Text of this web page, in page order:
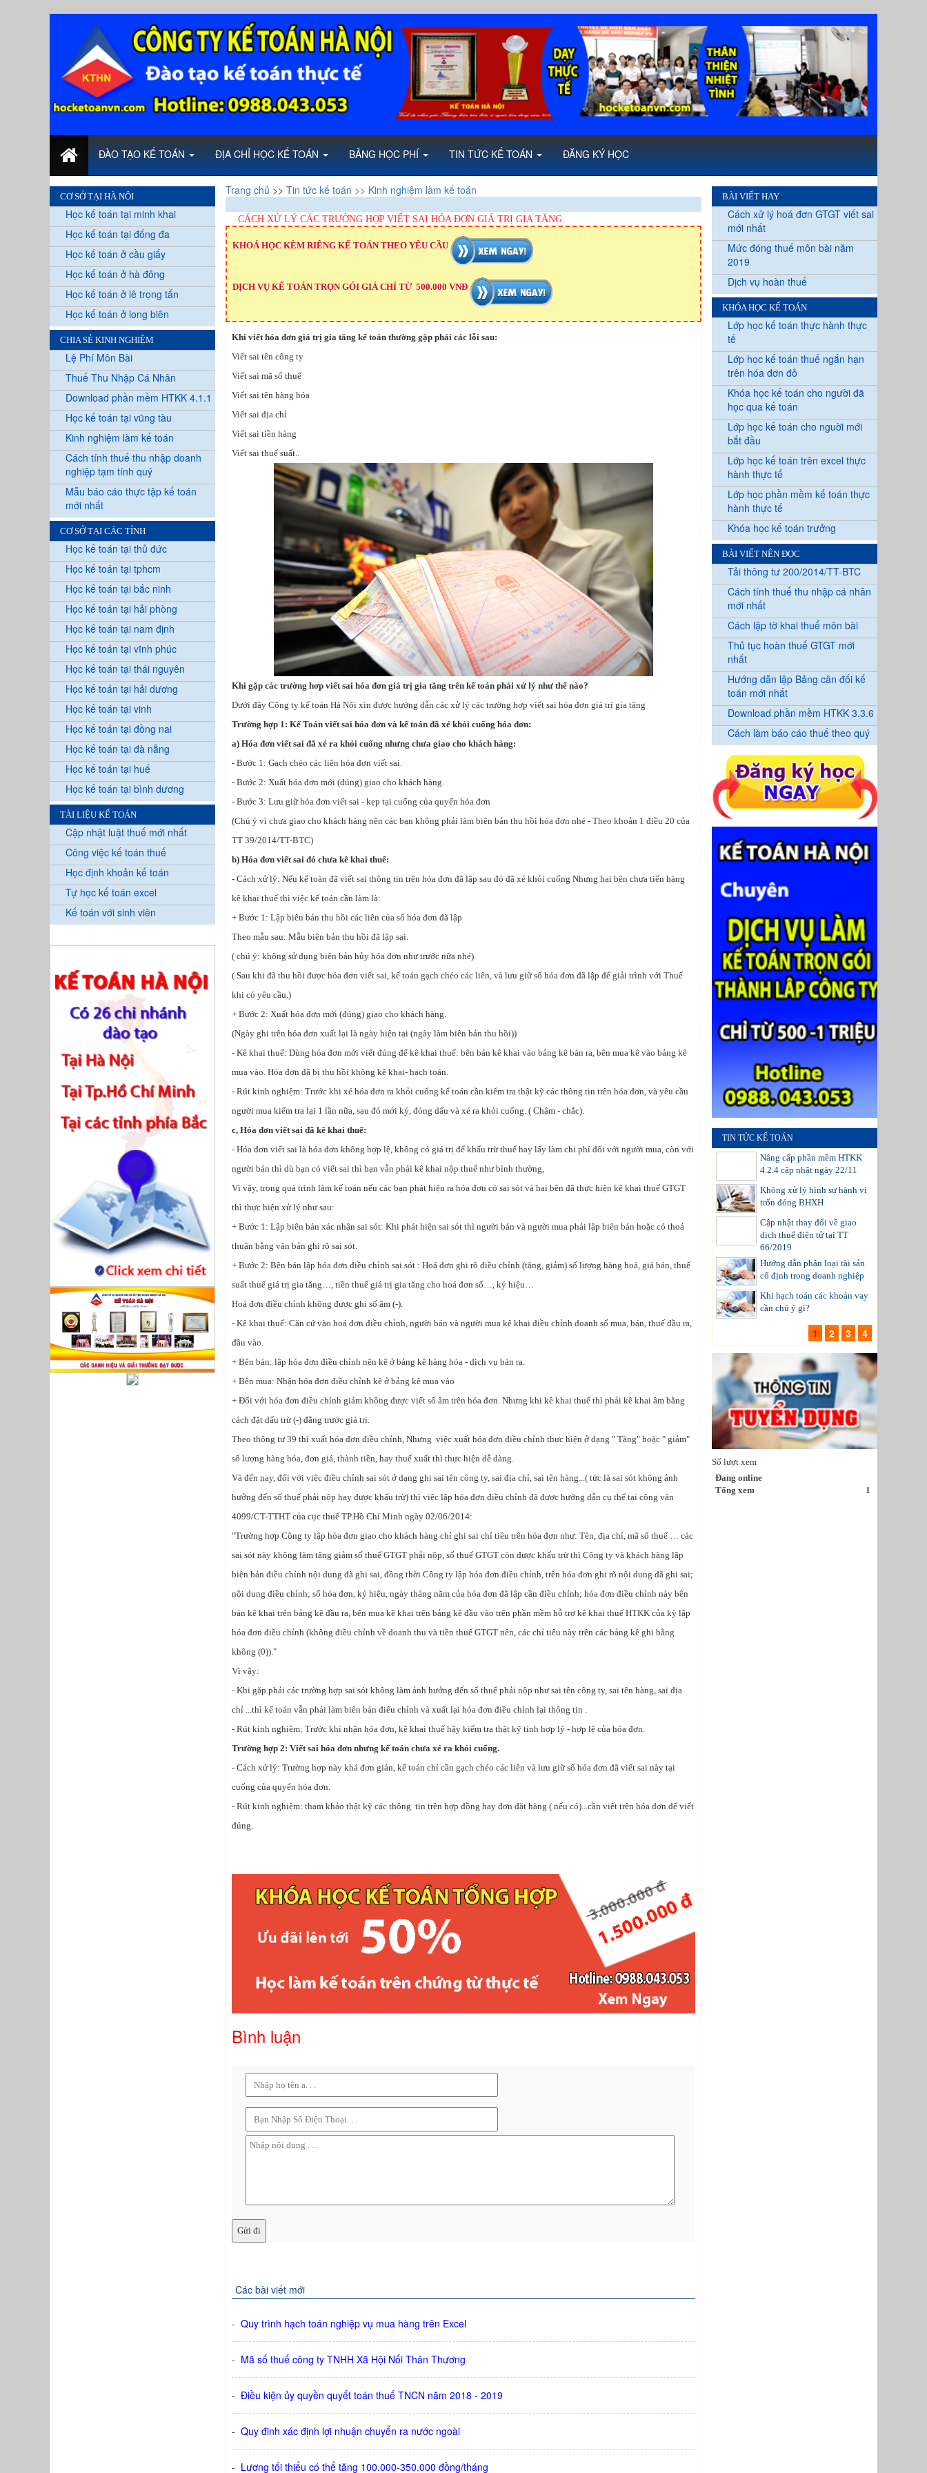
ĐÀO TẠO KẾ TOÁN ĐỊA CHỈ HỌC KẾ TOÁN BẢNG HỌC PHÍ TIN TỨC KẾ TOÁN ĐĂNG KÝ HỌC
CƠ SỞ TẠI HÀ NỘI
Học kế toán tại minh khai
Học kế toán tại đống đa
Học kế toán ở cầu giấy
Học kế toán ở hà đông
Học kế toán ở lê trọng tấn
Học kế toán ở long biên
CHIA SẺ KINH NGHIỆM
Lệ Phí Môn Bài
Thuế Thu Nhập Cá Nhân
Download phần mềm HTKK 4.1.1
Học kế toán tại vũng tàu
Kinh nghiệm làm kế toán
Cách tính thuế thu nhập doanh
nghiệp tạm tính quý
Mẫu báo cáo thực tập kế toán
mới nhất
CƠ SỞ TẠI CÁC TỈNH
Học kế toán tại thủ đức
Học kế toán tại tphcm
Học kế toán tại bắc ninh
Học kế toán tại hải phòng
Học kế toán tại nam định
Học kế toán tại vĩnh phúc
Học kế toán tại thái nguyên
Học kế toán tại hải dương
Học kế toán tại vinh
Học kế toán tại đồng nai
Học kế toán tại đà nẵng
Học kế toán tại huế
Học kế toán tại bình dương
TÀI LIỆU KẾ TOÁN
Cập nhật luật thuế mới nhất
Công việc kế toán thuế
Học định khoản kế toán
Tự học kế toán excel
Kế toán với sinh viên
Trang chủ >> Tin tức kế toán >> Kinh nghiệm làm kế toán
CÁCH XỬ LÝ CÁC TRƯỜNG HỢP VIẾT SAI HÓA ĐƠN GIÁ TRỊ GIA TĂNG.
KHOÁ HỌC KÈM RIÊNG KẾ TOÁN THEO YÊU CẦU
DỊCH VỤ KẾ TOÁN TRỌN GÓI GIÁ CHỈ TỪ 500.000 VNĐ
Khi viết hóa đơn giá trị gia tăng kế toán thường gặp phải các lỗi sau:
Viết sai tên công ty
Viết sai mã số thuế
Viết sai tên hàng hóa
Viết sai địa chỉ
Viết sai tiền hàng
Viết sai thuế suất..
Khi gặp các trường hơp viết sai hóa đơn giá trị gia tăng trên kế toán phải xử lý như thế nào?
Dưới đây Công ty kế toán Hà Nội xin được hướng dẫn các xử lý các trường hợp viết sai hóa đơn giá trị gia tăng
Trường hợp 1: Kế Toán viết sai hóa đơn và kế toán đã xé khỏi cuống hóa đơn:
a) Hóa đơn viết sai đã xé ra khỏi cuống nhưng chưa giao cho khách hàng:
- Bước 1: Gạch chéo các liên hóa đơn viết sai.
- Bước 2: Xuất hóa đơn mới (đúng) giao cho khách hàng.
- Bước 3: Lưu giữ hóa đơn viết sai - kẹp tại cuống của quyển hóa đơn
(Chú ý vì chưa giao cho khách hàng nên các bạn không phải làm biên bản thu hồi hóa đơn nhé - Theo khoản 1 điều 20 của
TT 39/2014/TT-BTC)
b) Hóa đơn viết sai đó chưa kê khai thuế:
- Cách xử lý: Nếu kế toàn đã viết sai thông tin trên hóa đơn đã lập sau đó đã xé khỏi cuống Nhưng hai bên chưa tiến hàng
kê khai thuế thì việc kế toán cần làm là:
+ Bước 1: Lập biên bản thu hồi các liên của số hóa đơn đã lập
Theo mẫu sau: Mẫu biên bản thu hồi đã lập sai.
( chú ý: không sử dụng biên bản hủy hóa đơn như trước nữa nhé).
( Sau khi đã thu hồi được hóa đơn viết sai, kế toán gạch chéo các liên, và lưu giữ số hóa đơn đã lập để giải trình với Thuế
khi có yêu cầu.)
+ Bước 2: Xuất hóa đơn mới (đúng) giao cho khách hàng.
(Ngày ghi trên hóa đơn xuất lại là ngày hiện tại (ngày làm biên bản thu hồi))
- Kê khai thuế: Dùng hóa đơn mới viết đúng để kê khai thuế: bên bán kê khai vào bảng kê bán ra, bên mua kê vào bảng kê
mua vào. Hóa đơn đã bị thu hồi không kê khai- hạch toán.
- Rút kinh nghiệm: Trước khi xé hóa đơn ra khỏi cuống kế toán cần kiểm tra thật kỹ các thông tin trên hóa đơn, và yêu cầu
người mua kiểm tra lại 1 lần nữa, sau đó mới ký, đóng dấu và xé ra khỏi cuống. ( Chậm - chắc).
c, Hóa đơn viết sai đã kê khai thuế:
- Hóa đơn viết sai là hóa đơn không hợp lệ, không có giá trị để khấu trừ thuế hay lấy làm chi phí đối với người mua, còn với
người bán thì dù bạn có viết sai thì bạn vẫn phải kê khai nộp thuế như bình thường,
Vì vậy, trong quá trình làm kế toán nếu các bạn phát hiện ra hóa đơn có sai sót và hai bên đã thực hiện kê khai thuế GTGT
thì thực hiện xử lý như sau:
+ Bước 1: Lập biên bản xác nhận sai sót: Khi phát hiện sai sót thì người bán và người mua phải lập biên bản hoặc có thoả
thuận bằng văn bản ghi rõ sai sót.
+ Bước 2: Bên bán lập hóa đơn điều chỉnh sai sót : Hoá đơn ghi rõ điều chỉnh (tăng, giảm) số lượng hàng hoá, giá bán, thuế
suất thuế giá trị gia tăng…, tiền thuế giá trị gia tăng cho hoá đơn số…, ký hiệu…
Hoá đơn điều chỉnh không được ghi số âm (-).
- Kê khai thuế: Căn cứ vào hoá đơn điều chỉnh, người bán và người mua kê khai điều chỉnh doanh số mua, bán, thuế đầu ra,
đầu vào.
+ Bên bán: lập hóa đơn điều chỉnh nên kê ở bảng kê hàng hóa - dịch vụ bán ra.
+ Bên mua: Nhận hóa đơn điều chỉnh kê ở bảng kê mua vào
+ Đối với hóa đơn điều chỉnh giảm không được viết số âm trên hóa đơn. Nhưng khi kê khai thuế thì phải kê khai âm bằng
cách đặt dấu trừ (-) đằng trước giá trị.
Theo thông tư 39 thì xuất hóa đơn điều chỉnh, Nhưng việc xuất hóa đơn điều chỉnh thực hiện ở dạng " Tăng" hoặc " giảm"
số lượng hàng hóa, đơn giá, thành tiền, hay thuế xuất thì thực hiện dễ dàng.
Và đến nay, đối với việc điều chỉnh sai sót ở dạng ghi sai tên công ty, sai địa chỉ, sai tên hàng...( tức là sai sót không ảnh
hưởng đến số thuế phải nộp hay được khấu trừ) thì việc lập hóa đơn điều chỉnh đã được hướng dẫn cụ thể tại công văn
4099/CT-TTHT của cục thuế TP.Hồ Chí Minh ngày 02/06/2014:
"Trường hợp Công ty lập hóa đơn giao cho khách hàng chỉ ghi sai chỉ tiêu trên hóa đơn như: Tên, địa chỉ, mã số thuế … các
sai sót này không làm tăng giảm số thuế GTGT phải nộp, số thuế GTGT còn được khấu trừ thì Công ty và khách hàng lập
biên bản điều chỉnh nội dung đã ghi sai, đồng thời Công ty lập hóa đơn điều chỉnh, trên hóa đơn ghi rõ nội dung đã ghi sai;
nội dung điều chỉnh; số hóa đơn, ký hiệu, ngày tháng năm của hóa đơn đã lập cần điều chỉnh; hóa đơn điều chỉnh này bên
bán kê khai trên bảng kê đầu ra, bên mua kê khai trên bảng kê đầu vào trên phần mềm hỗ trợ kê khai thuế HTKK của kỳ lập
hóa đơn điều chỉnh (không điều chỉnh về doanh thu và tiền thuế GTGT nên, các chỉ tiêu này trên các bảng kê ghi bằng
không (0))."
Vì vậy:
- Khi gặp phải các trường hợp sai sót không làm ảnh hưởng đến số thuế phải nộp như sai tên công ty, sai tên hàng, sai địa
chỉ ...thì kế toán vẫn phải làm biên bản điểu chỉnh và xuất lại hóa đơn điều chỉnh lại thông tin .
- Rút kinh nghiệm: Trước khi nhận hóa đơn, kê khai thuế hãy kiểm tra thật kỹ tính hợp lý - hợp lệ của hóa đơn.
Trường hợp 2: Viết sai hóa đơn nhưng kế toán chưa xé ra khỏi cuống.
- Cách xử lý: Trường hợp này khá đơn giản, kế toán chỉ cần gạch chéo các liên và lưu giữ số hóa đơn đã viết sai này tại
cuống của quyển hóa đơn.
- Rút kinh nghiệm: tham khảo thật kỹ các thông tin trên hợp đồng hay đơn đặt hàng ( nếu có)...cần viết trên hóa đơn để viết
đúng.
Bình luận
Các bài viết mới
- Quy trình hạch toán nghiệp vụ mua hàng trên Excel
- Mã số thuế công ty TNHH Xã Hội Nối Thân Thương
- Điều kiện ủy quyền quyết toán thuế TNCN năm 2018 - 2019
- Quy đinh xác định lợi nhuận chuyển ra nước ngoài
- Lương tối thiểu có thể tăng 100.000-350.000 đồng/tháng
BÀI VIẾT HAY
Cách xử lý hoá đơn GTGT viết sai
mới nhất
Mức đóng thuế môn bài năm
2019
Dịch vụ hoàn thuế
KHÓA HỌC KẾ TOÁN
Lớp học kế toán thực hành thực
tế
Lớp học kế toán thuế ngắn hạn
trên hóa đơn đỏ
Khóa học kế toán cho người đã
học qua kế toán
Lớp học kế toán cho nguời mới
bắt đầu
Lớp học kế toán trên excel thực
hành thực tế
Lớp học phần mềm kế toán thực
hành thực tế
Khóa học kế toán trưởng
BÀI VIẾT NÊN ĐỌC
Tải thông tư 200/2014/TT-BTC
Cách tính thuế thu nhập cá nhân
mới nhất
Cách lập tờ khai thuế môn bài
Thủ tục hoàn thuế GTGT mới
nhất
Hướng dẫn lập Bảng cân đối kế
toán mới nhất
Download phần mềm HTKK 3.3.6
Cách làm báo cáo thuế theo quý
TIN TỨC KẾ TOÁN
Nâng cấp phần mềm HTKK
4.2.4 cập nhật ngày 22/11
Không xử lý hình sự hành vi
trốn đóng BHXH
Cập nhật thay đổi về giao
dịch thuế điện tử tại TT
66/2019
Hướng dẫn phân loại tài sản
cố định trong doanh nghiệp
Khi hạch toán các khoản vay
cần chú ý gì?
1 2 3 4
Số lượt xem
Đang online
Tổng xem
1